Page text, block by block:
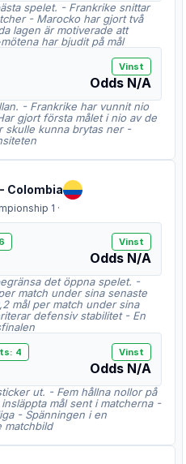
spelet. - Frankrike snittar
- Marocko har gjort två
lagen är motiverade att
har bjudit på mål
Vinst
Odds N/A
- Frankrike har vunnit nio
gjort första målet i nio av de
skulle kunna brytas ner -
- Colombia
1 ·
6 Vinst
Odds N/A
det öppna spelet. -
match under sina senaste
mål per match under sina
defensiv stabilitet - En
: 4 Vinst
Odds N/A
ut. - Fem hållna nollor på
mål sent i matcherna -
- Spänningen i en
matchbild